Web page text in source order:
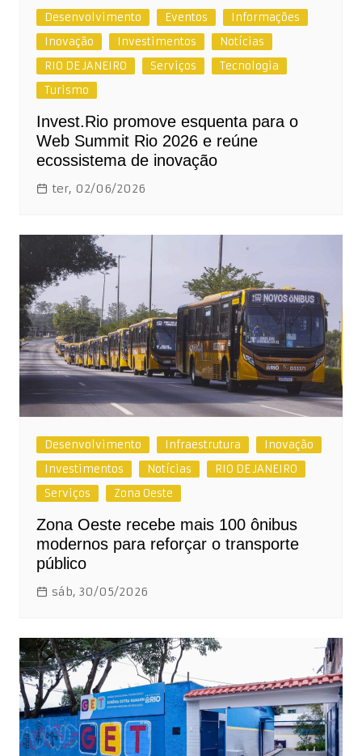
Desenvolvimento Eventos
Informações
Inovação
Investimentos
Notícias
RIO DE JANEIRO
Serviços
Tecnologia
Turismo
Invest.Rio promove esquenta para o
Web Summit Rio 2026 e reúne
ecossistema de inovação
ter, 02/06/2026
Desenvolvimento Infraestrutura
Inovação
Investimentos
Notícias
RIO DE JANEIRO
Serviços
Zona Oeste
Zona Oeste recebe mais 100 ônibus
modernos para reforçar o transporte
público
sáb, 30/05/2026